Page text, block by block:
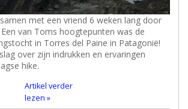
met een vriend 6 weken lang door
van Toms hoogtepunten was de
in Torres del Paine in Patagonië!
over zijn indrukken en ervaringen
hike.
Artikel verder
lezen »